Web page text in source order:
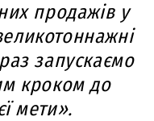
продажів у
запускаємо
кроком до
мети».